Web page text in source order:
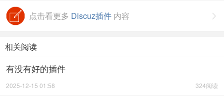

点击看更多 Discuz插件 内容
相关阅读
有没有好的插件
324阅读
2025-12-15 01:58